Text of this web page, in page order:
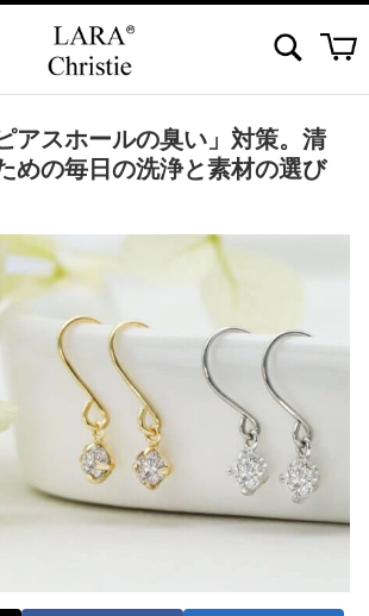
アスホールの臭い」対策。清
めの毎日の洗浄と素材の選び